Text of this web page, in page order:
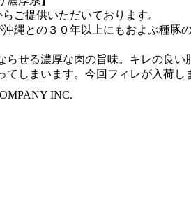
ご提供いただいております。
沖縄との３０年以上にもおよぶ種
らせる濃厚な肉の旨味。キレの良い
てしまいます。今回フィレが入荷し
INC.